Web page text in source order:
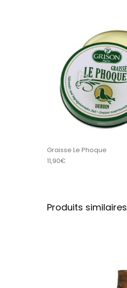
Graisse Le Phoque
11,90€
Produits similaires